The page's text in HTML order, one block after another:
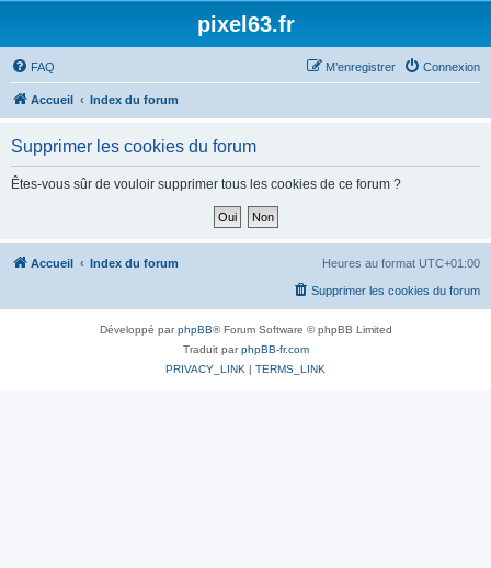
pixel63.fr
FAQ Connexion
M’enregistrer
Accueil Index du forum
Supprimer les cookies du forum
Êtes-vous sûr de vouloir supprimer tous les cookies de ce forum ?
Accueil Index du forum Heures au format UTC+01:00
Supprimer les cookies du forum
Développé parphpBB® Forum Software © phpBB Limited
Traduit parphpBB-fr.com
PRIVACY_LINK | TERMS_LINK